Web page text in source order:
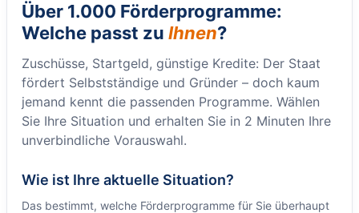
Über 1.000 Förderprogramme:
Welche passt zu Ihnen?
Zuschüsse, Startgeld, günstige Kredite: Der Staat
fördert Selbstständige und Gründer – doch kaum
jemand kennt die passenden Programme. Wählen
Sie Ihre Situation und erhalten Sie in 2 Minuten Ihre
unverbindliche Vorauswahl.
Wie ist Ihre aktuelle Situation?
Das bestimmt, welche Förderprogramme für Sie überhaupt